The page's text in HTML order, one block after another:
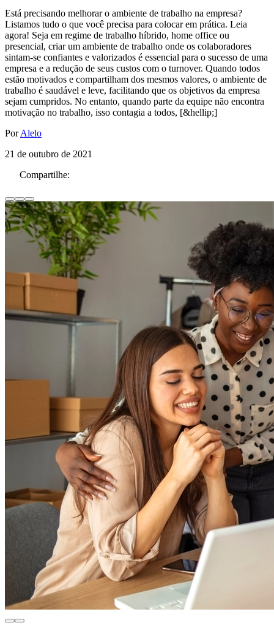
Está precisando melhorar o ambiente de trabalho na empresa?
Listamos tudo o que você precisa para colocar em prática. Leia
agora! Seja em regime de trabalho híbrido, home office ou
presencial, criar um ambiente de trabalho onde os colaboradores
sintam-se confiantes e valorizados é essencial para o sucesso de uma
empresa e a redução de seus custos com o turnover. Quando todos
estão motivados e compartilham dos mesmos valores, o ambiente de
trabalho é saudável e leve, facilitando que os objetivos da empresa
sejam cumpridos. No entanto, quando parte da equipe não encontra
motivação no trabalho, isso contagia a todos, [&hellip;]
PorAlelo
21 de outubro de 2021
Compartilhe: